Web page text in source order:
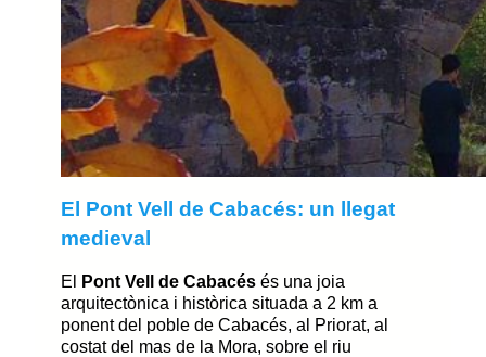
El Pont Vell de Cabacés: un llegat
medieval
El Pont Vell de Cabacés és una joia
arquitectònica i històrica situada a 2 km a
ponent del poble de Cabacés, al Priorat, al
costat del mas de la Mora, sobre el riu